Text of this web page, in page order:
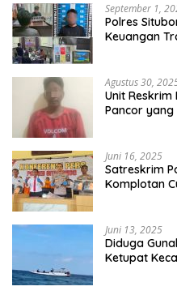
September 1,
Polres
Keuangan
Agustus 30,
Unit
Pancor yang
Juni 16, 2025
Satreskrim
Komplotan
Juni 13, 2025
Diduga
Ketupat